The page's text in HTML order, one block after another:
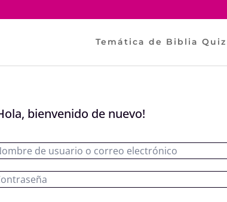
Temática de Biblia Quiz
bienvenido de nuevo!